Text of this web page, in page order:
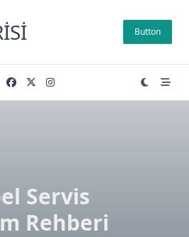
Button
Servis
Rehberi